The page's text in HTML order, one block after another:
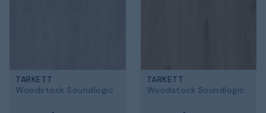
TARKETT
Woodstock Soundlogic
TARKETT
Woodstock Soundlogic